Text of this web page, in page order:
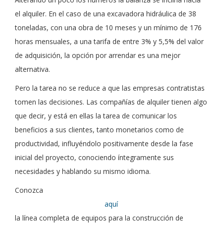
el alquiler. En el caso de una excavadora hidráulica de 38
toneladas, con una obra de 10 meses y un mínimo de 176
horas mensuales, a una tarifa de entre 3% y 5,5% del valor
de adquisición, la opción por arrendar es una mejor
alternativa.
Pero la tarea no se reduce a que las empresas contratistas
tomen las decisiones. Las compañías de alquiler tienen algo
que decir, y está en ellas la tarea de comunicar los
beneficios a sus clientes, tanto monetarios como de
productividad, influyéndolo positivamente desde la fase
inicial del proyecto, conociendo íntegramente sus
necesidades y hablando su mismo idioma.
Conozca
aquí
la línea completa de equipos para la construcción de